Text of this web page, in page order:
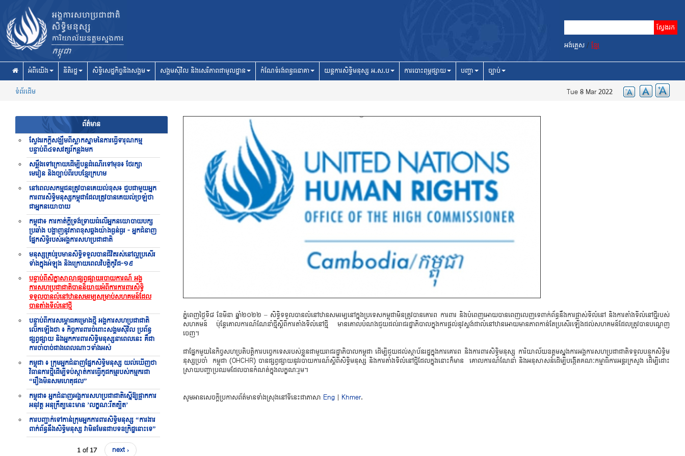
Skip to main content
អង់គ្លេស / ខ្មែរ
អំពីយើង នីតិរដ្ឋ សិទ្ធិសេដ្ឋកិច្ចនិងសង្គម សង្គមស៊ីវិល និងសេរីភាពជាមូលដ្ឋាន កំណែទំរង់ពន្ធធនាគា យន្តការសិទ្ធិមនុស្ស អ.ស.ប ការបោះពុម្ភផ្សាយ បញ្ហា ច្បាប់
ទំព័រដើម Tue 8 Mar 2022
ព័ត៌មាន
ស្វែងរកក្ដីសង្ឃឹមពីស្លាកស្នាមនៃការធ្វើទារុណកម្ម
បន្ទាប់ពី៤ទសវត្សរ៍កន្លងមក
សម្លឹងទៅក្រោយដើម្បីបន្តដំណើរទៅមុខ៖ ថែរក្សា
មេរៀន និងច្បាប់ពីរបបខ្មែរក្រហម
នៅពេលសកម្មជនត្រូវបានគេយល់ខុស៖ ជួបជាមួយអ្នក
ការពារសិទ្ធិមនុស្សកម្ពុជាដែលត្រូវបានគេយល់ច្រឡំថា
ជាអ្នកនយោបាយ
កម្ពុជា៖ ការកាត់ក្តីទ្រង់ទ្រាយធំលើអ្នកនយោបាយបក្ស
ប្រឆាំង បង្ហាញនូវភាពខុសឆ្គងយ៉ាងធ្ងន់ធ្ងរ - អ្នកជំនាញ
ផ្នែកសិទ្ធិរបស់អង្គការសហប្រជាជាតិ
មនុស្សគ្រប់រូបមានសិទ្ធិទទួលបានជីវិតរស់នៅល្អប្រសើរ
ទាំងក្នុងអំឡុង និងក្រោយពេលវិបត្តិកូវីដ-១៩
បន្ទាប់ពីសិក្ខាសាលាផ្សព្វផ្សាយរបាយការណ៍ អង្គ
ការសហប្រជាជាតិបាននិយាយអំពីការការពារសិទ្ធិ
ទទួលបានលំនៅឋានសមរម្យសម្រាប់សហគមន៍ដែល
បានតាំងទីលំនៅថ្មី
បន្ទាប់ពីការសម្ពោធគម្រោងថ្មី អង្គការសហប្រជាជាតិ
លើកឡើងថា ៖ កិច្ចការពារចំពោះសង្គមស៊ីវិល ប្រព័ន្ធ
ផ្សព្វផ្សាយ និងអ្នកការពារសិទ្ធិមនុស្សនាពេលនេះ គឺជា
ការចាំបាច់ជាងពេលណាៗទាំងអស់
កម្ពុជា ៖ ក្រុមអ្នកជំនាញផ្នែកសិទ្ធិមនុស្ស យល់ឃើញថា
វិធានការថ្មីដើម្បីទប់ស្កាត់ការធ្វើកូដកម្មរបស់កម្មករជា
“រឿងមិនសមហេតុផល”
កម្ពុជា៖ អ្នកជំនាញអង្គការសហប្រជាជាតិស្នើឱ្យផ្អាកការ
អនុវត្ត អនុក្រឹត្យនេះមាន ’លក្ខណៈរឹតត្បិត’
ការបញ្ជាក់ទៅកាន់ក្រុមអ្នកការពារសិទ្ធិមនុស្ស “ការងារ
ពាក់ព័ន្ធនឹងសិទ្ធិមនុស្ស វាមិនមែនជាបទឧក្រិដ្ឋនោះទេ”
1 of 17 next ›
​ភ្នំ​ពេញ​ថ្ងៃទី៨ ​ខែ​មី​នា ​ឆ្នាំ២០២២ – ​សិទ្ធិ​ទ​ទួល​បាន​លំនៅ​ឋាន​សម​រម្យនៅ​ក្នុង​ប្រ​ទេស​កម្ពុ​ជា​មិន​ត្រូវ​បាន​គោរព ​ការ​ពារ ​និងបំ​ពេញ​អោយ​បា​ន​ពេញ​លេញ​ទេ​ពាក់​ព័ន្ធ​នឹង​ការ​ផ្លាស់ទី​លំនៅ ​និង​ការ​តាំងទី​លំនៅ​ថ្មី​របស់​
សហគ​មន៍ ​ប៉ុន្តែ​គោល​កា​រណ៍​ណែ​នាំ​ថ្មីស្តី​ពី​ការ​តាំងទី​លំនៅ​ថ្មី ​មាន​គោល​បំណង​ជួយ​ដល់​រាជ​រដ្ឋាភិ​បាល​ក្នុង​ការផ្តល់​នូវ​ស្តង់​ដា​លំនៅ​ឋាន​អោ​យ​មាន​ភាព​កាន់​តែប្រ​សើរ​ឡើង​ដល់​សហគ​មន៍​ដែល​ត្រូវ​បា​នបណ្តេញ​
ចេញ។
​ជា​ផ្នែក​មួយ​នៃ​កិច្ចស​ហប្រ​តិ​បត្តិ​កា​របច្ចេក​ទេស​របស់​ខ្លួន​ជា​មួយ​រាជ​រដ្ឋាភិ​បាល​កម្ពុ​ជា ​ដើម្បី​ជួយ​ដល់ស្ថាប័ន​រដ្ឋ​ក្នុង​ការ​គោរព ​និង​ការពា​រ​សិទ្ធិ​ម​នុស្ស ​ការិ​យាល័យឧត្តម​ស្នង​ការ​អង្គ​កា​រ​សហ​ប្រ​ជា​ជា​តិ​ទ​ទួល​បន្ទុក​សិទ្ធិ​ម​
នុស្ស​ប្រ​ចាំ ​កម្ពុ​ជា (OHCHR) ​បានផ្សព្វ​ផ្សាយ​នូវ​រ​បាយ​កា​រណ៍ស្តី​ពី​សិទ្ធិ​ម​នុស្ស ​និង​ការ​តាំងទី​លំនៅ​ថ្មី​ដែល​ក្នុង​នោះ​ក៏​មាន ​គោល​កា​រណ៍​ណែ​នាំ ​និង​អ​នុ​សាសន៍​ដើម្បី​បង្កើត​គ​ណៈ​កម្មាធិ​ការ​អន្ត​រក្រ​សួង ​ដើម្បី​ដោះ​
ស្រាយ​បញ្ហា​ប្រ​ឈម​ដែល​បា​ន​កំណត់​ក្នុង​លក្ខ​ណៈ​រួម។
​សូម​អាន​សេ​ច​ក្តី​ប្រ​កា​ស​ព័ត៌​មាន​ទាំង​ស្រុង​នៅ​ទី​នេះ​ជា​ភា​សា Eng| Khmer.